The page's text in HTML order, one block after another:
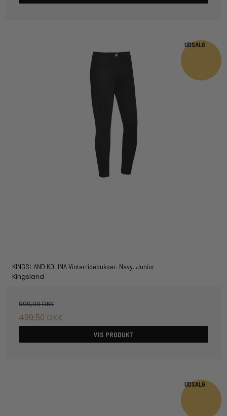
UDSALG
KINGSLAND KOLINA Vinterridebukser. Navy. Junior
Kingsland
999,00 DKK
499,50 DKK
VIS PRODUKT
UDSALG